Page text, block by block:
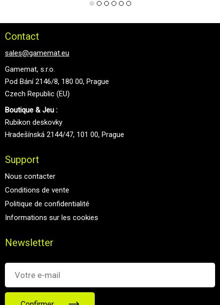
Contact
sales@gamemat.eu
Gamemat, s.r.o.
Pod Bání 2146/8, 180 00, Prague
Czech Republic (EU)
Boutique & Jeu :
Rubikon deskovky
Hradešínská 2144/47, 101 00, Prague
Support
Nous contacter
Conditions de vente
Politique de confidentialité
Informations sur les cookies
Newsletter